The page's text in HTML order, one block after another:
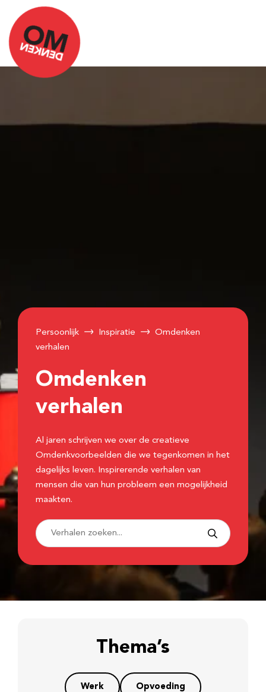
Persoonlijk Inspiratie
Omdenken
verhalen
Omdenken
verhalen
Al jaren schrijven we over de creatieve
Omdenkvoorbeelden die we tegenkomen in het
dagelijks leven. Inspirerende verhalen van
mensen die van hun probleem een mogelijkheid
maakten.
Thema’s
Werk Opvoeding